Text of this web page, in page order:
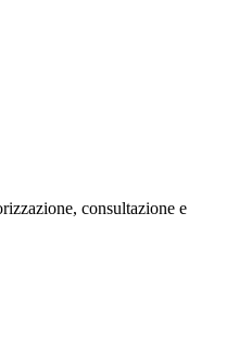
consultazione e